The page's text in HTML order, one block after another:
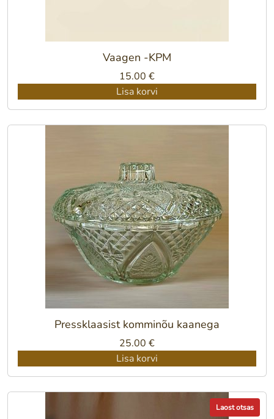
Vaagen -KPM
15.00 €
Lisa korvi
Pressklaasist komminõu kaanega
25.00 €
Lisa korvi
Laost otsas